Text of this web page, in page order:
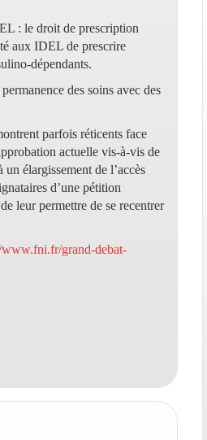
: le droit de prescription
aux IDEL de prescrire
dépendants.
des soins avec des
parfois réticents face
actuelle vis-à-vis de
élargissement de l’accès
d’une pétition
leur permettre de se recentrer
www.fni.fr/grand-debat-